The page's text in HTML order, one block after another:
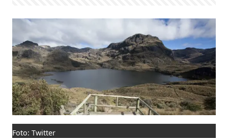
Foto: Twitter